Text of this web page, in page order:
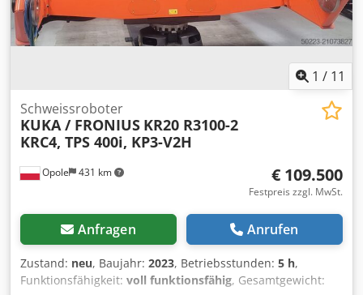
1 / 11
Opole 431 km
Schweissroboter
KUKA / FRONIUS KR20 R3100-2
KRC4, TPS 400i, KP3-V2H
€ 109.500
Festpreis zzgl. MwSt.
Anfragen Anrufen
Zustand: neu, Baujahr: 2023, Betriebsstunden: 5 h,
Funktionsfähigkeit: voll funktionsfähig, Gesamtgewicht: